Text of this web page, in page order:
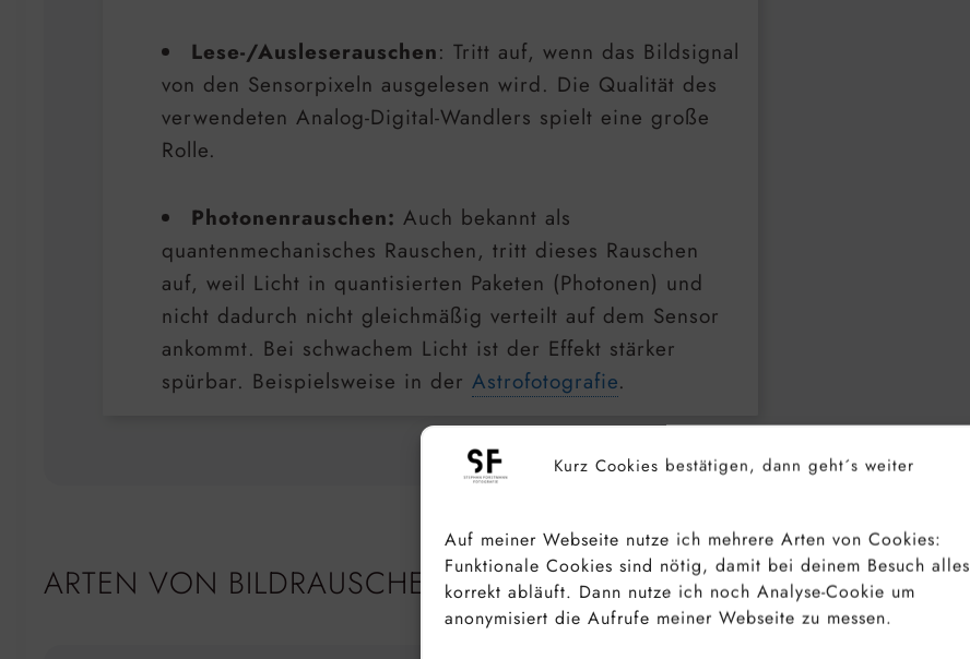
Kurz Cookies bestätigen, dann geht´s weiter
Auf meiner Webseite nutze ich mehrere Arten von Cookies:
Funktionale Cookies sind nötig, damit bei deinem Besuch alles
korrekt abläuft. Dann nutze ich noch Analyse-Cookie um
anonymisiert die Aufrufe meiner Webseite zu messen.
Lese-/Ausleserauschen: Tritt auf, wenn das Bildsignal
von den Sensorpixeln ausgelesen wird. Die Qualität des
verwendeten Analog-Digital-Wandlers spielt eine große
Rolle.
Photonenrauschen: Auch bekannt als
quantenmechanisches Rauschen, tritt dieses Rauschen
auf, weil Licht in quantisierten Paketen (Photonen) und
nicht dadurch nicht gleichmäßig verteilt auf dem Sensor
ankommt. Bei schwachem Licht ist der Effekt stärker
spürbar. Beispielsweise in der Astrofotografie.
ARTEN VON BILDRAUSCHEN